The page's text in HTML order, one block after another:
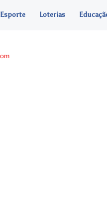
Esporte Loterias